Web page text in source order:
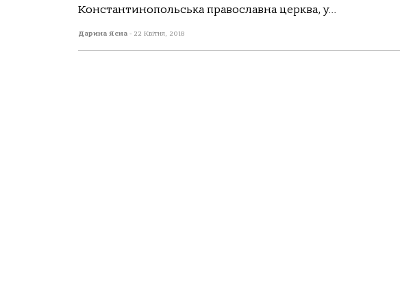
Константинопольська православна церква, у...
Дарина Ясна - 22 Квітня, 2018